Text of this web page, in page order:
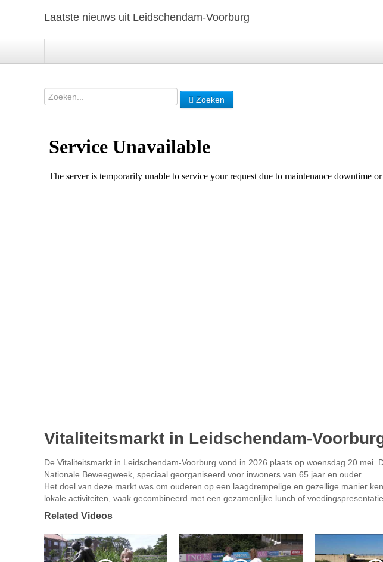
Laatste nieuws uit Leidschendam-Voorburg
Zoeken
Vitaliteitsmarkt in Leidschendam-
De Vitaliteitsmarkt in Leidschendam-Voorburg vond in 2026 plaats op woensdag 20 mei.
Nationale Beweegweek, speciaal georganiseerd voor inwoners van 65 jaar en ouder.
Het doel van deze markt was om ouderen op een laagdrempelige en gezellige manier
lokale activiteiten, vaak gecombineerd met een gezamenlijke lunch of voedingspresentatie.
Related Videos